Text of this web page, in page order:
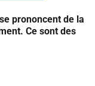
prononcent de la
Ce sont des